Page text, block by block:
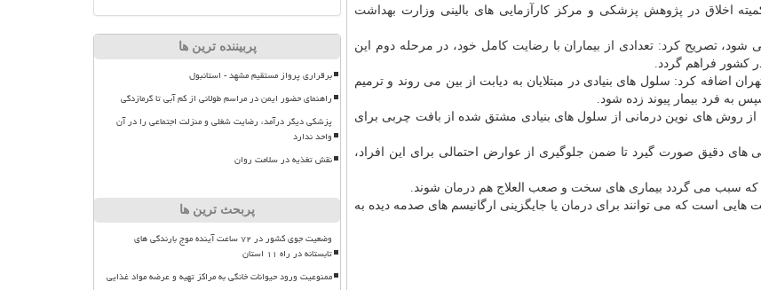
اخلاق در پژوهش پزشكی و مركز كارآزمایی های بالینی وزارت بهداشت
شود، تصریح كرد: تعدادی از بیماران با رضایت كامل خود، در مرحله دوم این
كشور فراهم گردد.
اضافه كرد: سلول های بنیادی در مبتلایان به دیابت از بین می روند و ترمیم
به فرد بیمار پیوند زده شود.
از روش های نوین درمانی از سلول های بنیادی مشتق شده از بافت چربی برای
های دقیق صورت گیرد تا ضمن جلوگیری از عوارض احتمالی برای این افراد،
سبب می گردد بیماری های سخت و صعب العلاج هم درمان شوند.
هایی است كه می توانند برای درمان یا جایگزینی ارگانیسم های صدمه دیده به
پربیننده ترین ها
برقراری پرواز مستقیم مشهد - استانبول
راهنمای حضور ایمن در مراسم طولانی از کم آبی تا گرمازدگی
پزشکی دیگر درآمد، رضایت شغلی و منزلت اجتماعی را در آن
واحد ندارد
نقش تغذیه در سلامت روان
پربحث ترین ها
وضعیت جوی کشور در ۷۲ ساعت آینده موج بارندگی های
تابستانه در راه ۱۱ استان
ممنوعیت ورود حیوانات خانگی به مراکز تهیه و عرضه مواد غذایی